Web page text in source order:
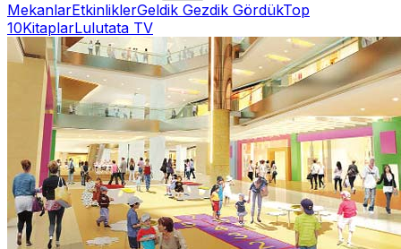
MekanlarEtkinliklerGeldik Gezdik GördükTop
10KitaplarLulutata TV